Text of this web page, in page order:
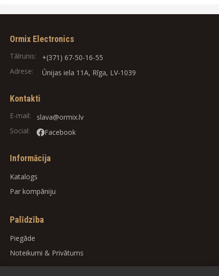
Ormix Electronics
Tālrunis:
+(371) 67-50-16-55
Adrese:
Ūnijas iela 11A, Rīga, LV-1039
Kontakti
E-mail:
slava@ormix.lv
Social:
Facebook
Informācija
Katalogs
Par kompāniju
Palīdzība
Piegāde
Noteikumi & Privātums